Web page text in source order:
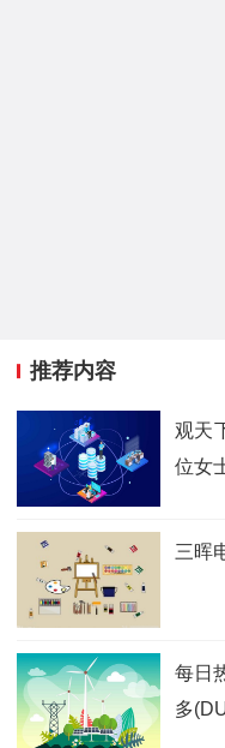
推荐内容
观天
位女
三晖
每日
多